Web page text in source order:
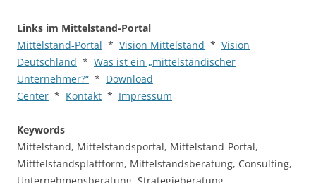
Links im Mittelstand-Portal
Mittelstand-Portal * Vision Mittelstand * Vision
Deutschland * Was ist ein „mittelständischer
Unternehmer?“ * Download
Center * Kontakt * Impressum
Keywords
Mittelstand, Mittelstandsportal, Mittelstand-Portal,
Mitttelstandsplattform, Mittelstandsberatung, Consulting,